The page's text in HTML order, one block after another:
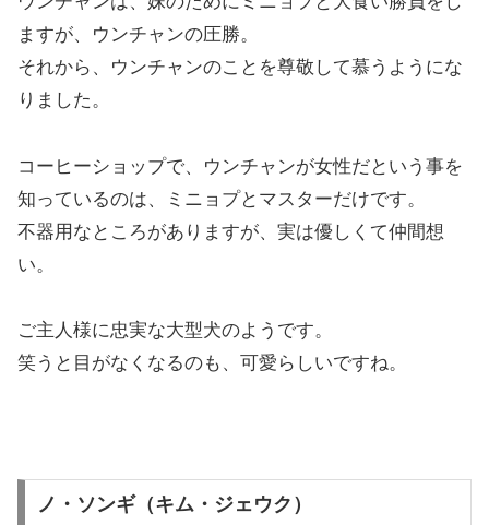
ますが、ウンチャンの圧勝。
それから、ウンチャンのことを尊敬して慕うようにな
りました。
コーヒーショップで、ウンチャンが女性だという事を
知っているのは、ミニョプとマスターだけです。
不器用なところがありますが、実は優しくて仲間想
い。
ご主人様に忠実な大型犬のようです。
笑うと目がなくなるのも、可愛らしいですね。
ノ・ソンギ（キム・ジェウク）